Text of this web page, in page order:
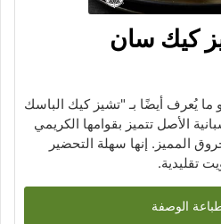
كيك سان
يُعرف أيضًا بـ "تشيز كيك الباسك
الأصل تتميز بقوامها الكريمي
المميز. إنها سهلة التحضير
تقليدية.
الوصفة